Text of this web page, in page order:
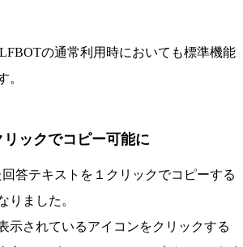
の通常利用時においても標準機能
。
ックでコピー可能に
答テキストを１クリックでコピーする
りました。
示されているアイコンをクリックする